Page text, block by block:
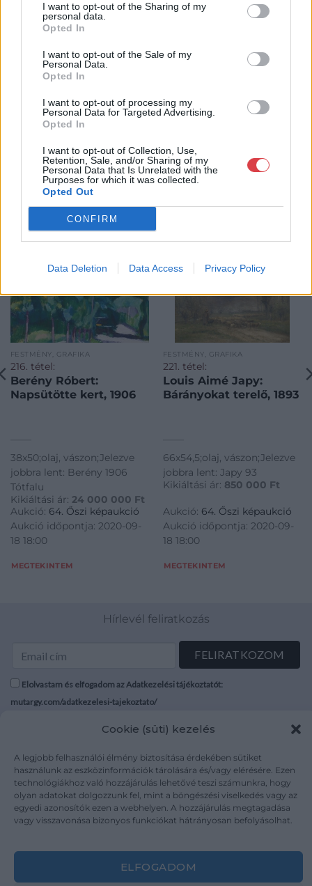
I want to opt-out of the Sharing of my
personal data.
Opted In
I want to opt-out of the Sale of my
Personal Data.
Opted In
I want to opt-out of processing my
Personal Data for Targeted Advertising.
Opted In
I want to opt-out of Collection, Use,
Retention, Sale, and/or Sharing of my
Personal Data that Is Unrelated with the
Purposes for which it was collected.
Opted Out
CONFIRM
Data Deletion Data Access Privacy Policy
Cookie (süti) kezelés
A legjobb felhasználói élmény biztosítása érdekében sütiket
használunk az eszközinformációk tárolására és/vagy elérésére. Ezen
technológiákhoz való hozzájárulás lehetővé teszi számunkra, hogy
olyan adatokat dolgozzunk fel, mint a böngészési viselkedés vagy az
egyedi azonosítók ezen a webhelyen. A hozzájárulás megtagadása
vagy visszavonása bizonyos funkciókat hátrányosan befolyásolhat.
ELFOGADOM
történetét újraíró albumaival alapvetően változtatta meg a
magyar vizuális művészetről addig kialakult képet.
GALÉRIA TOVÁBBI MŰTÁRGYAI
KAPCSOLÓDÓ MŰTÁRGYAK
FESTMÉNY, GRAFIKA
216. tétel:
Berény Róbert:
Napsütötte kert, 1906
38x50;olaj, vászon;Jelezve
jobbra lent: Berény 1906
Tótfalu
Kikiáltási ár: 24 000 000 Ft
Aukció: 64. Őszi képaukció
Aukció időpontja: 2020-09-
18 18:00
MEGTEKINTEM
FESTMÉNY, GRAFIKA
221. tétel:
Louis Aimé Japy:
Bárányokat terelő, 1893
66x54,5;olaj, vászon;Jelezve
jobbra lent: Japy 93
Kikiáltási ár: 850 000 Ft
Aukció: 64. Őszi képaukció
Aukció időpontja: 2020-09-
18 18:00
MEGTEKINTEM
Hírlevél feliratkozás
Elolvastam és elfogadom az Adatkezelési tájékoztatót:
mutargy.com/adatkezelesi-tajekoztato/
Médiaajánlat
Karrier
Kapcsolat
Áraink
ÁSZF
Adatvédelem
Impresszum